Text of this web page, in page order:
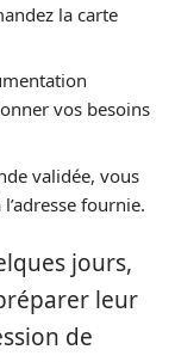
la carte
vos besoins
validée, vous
fournie.
jours,
leur
de